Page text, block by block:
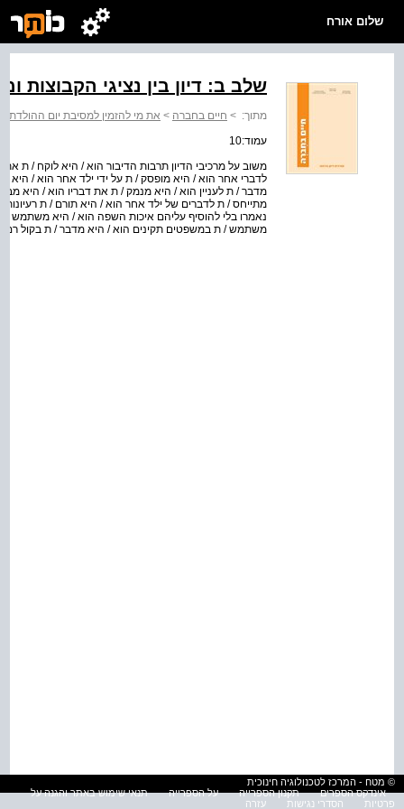
שלום אורח
שלב ב: דיון בין נציגי הקבוצות
מתוך: > חיים בחברה > את מי להזמין למסיבת יום ההולדת?
עמוד:10
משוב על מרכיבי הדיון תרבות הדיבור הוא / היא לוקח / ת
לדברי אחר הוא / היא מופסק / ת על ידי ילד אחר הוא / היא
מדבר / ת לעניין הוא / היא מנמק / ת את דבריו הוא / היא
מתייחס / ת לדברים של ילד אחר הוא / היא תורם / ת
נאמרו בלי להוסיף עליהם איכות השפה הוא / היא משתמש /
משתמש / ת במשפטים תקינים הוא / היא מדבר / ת בקול רם
© מטח - המרכז לטכנולוגיה חינוכית
אינדקס הספרים
תקנון הספרייה על הספרייה
תנאי שימוש באתר והגנה על
פרטיות
הסדרי נגישות עזרה